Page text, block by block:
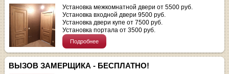
Установка межкомнатной двери от 5500 руб.
Установка входной двери 9500 руб.
Установка двери купе от 7500 руб.
Установка портала от 3500 руб.
Подробнее
ВЫЗОВ ЗАМЕРЩИКА - БЕСПЛАТНО!